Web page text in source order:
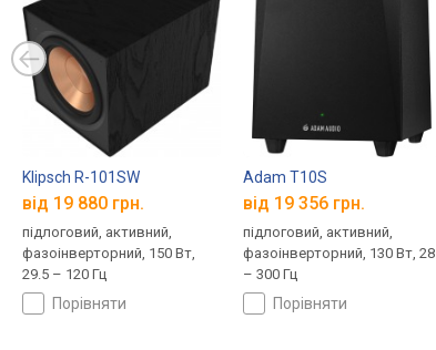
Klipsch R-101SW
від 19 880 грн.
підлоговий, активний,
фазоінверторний, 150 Вт,
29.5 – 120 Гц
порівняти
Adam T10S
від 19 356 грн.
підлоговий, активний,
фазоінверторний, 130 Вт, 28
– 300 Гц
порівняти